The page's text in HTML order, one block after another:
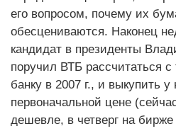
его вопросом, почему их
обесцениваются. Наконец
кандидат в президенты
поручил ВТБ рассчитаться
банку в 2007 г., и выкупить
первоначальной цене
дешевле, в четверг на